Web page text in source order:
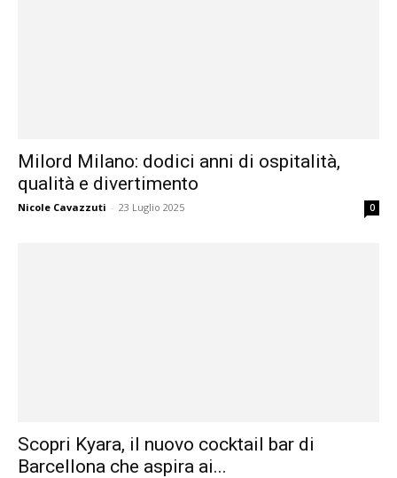
Milord Milano: dodici anni di ospitalità,
qualità e divertimento
Nicole Cavazzuti - 23 Luglio 2025 0
Scopri Kyara, il nuovo cocktail bar di
Barcellona che aspira ai...